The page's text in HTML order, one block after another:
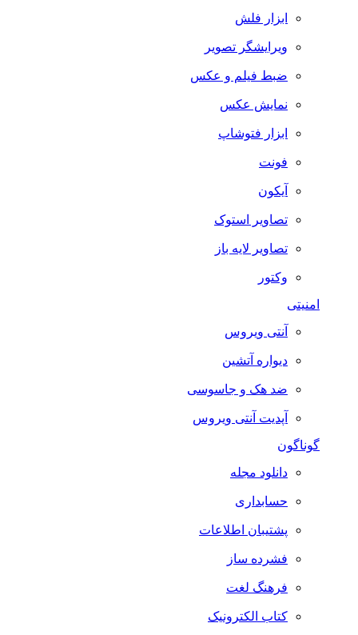
ابزار فلش
ویرایشگر تصویر
ضبط فيلم و عكس
نمایش عکس
ابزار فتوشاپ
فونت
آیکون
تصاویر استوک
تصاویر لایه باز
وکتور
امنیتی
آنتی ویروس
دیواره آتشین
ضد هک و جاسوسی
آپدیت آنتی ویروس
گوناگون
دانلود مجله
حسابداری
پشتیبان اطلاعات
فشرده ساز
فرهنگ لغت
کتاب الکترونیک